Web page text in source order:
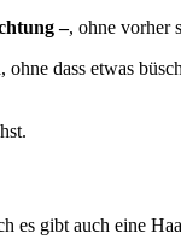
–, ohne vorher
dass etwas
es gibt auch eine